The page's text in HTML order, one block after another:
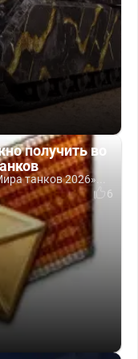
получить во
танков 2026»...
6